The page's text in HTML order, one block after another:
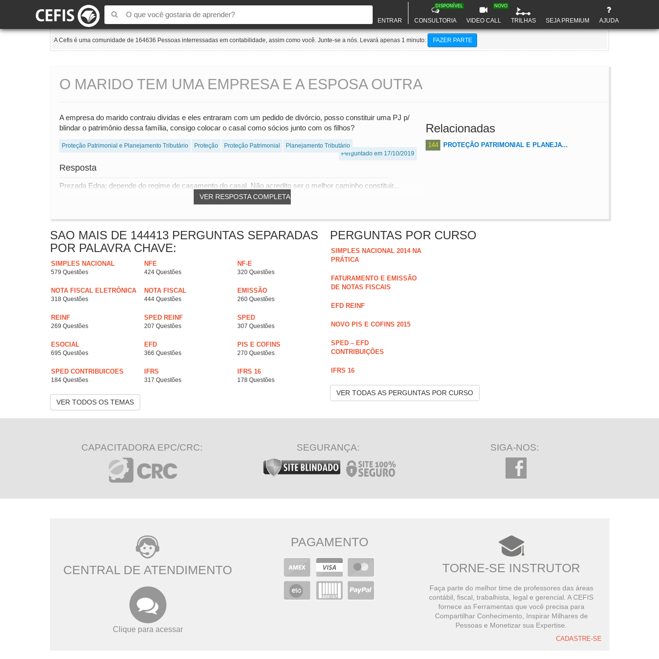
ENTRAR CONSULTORIA
DISPONÍVEL
VIDEO CALL
NOVO
TRILHAS SEJA PREMIUM AJUDA
A Cefis é uma comunidade de 164636 Pessoas interressadas em contabilidade, assim como você. Junte-se a nós. Levará apenas 1 minuto: FAZER PARTE
O MARIDO TEM UMA EMPRESA E A ESPOSA OUTRA
A empresa do marido contraiu dividas e eles entraram com um pedido de divórcio, posso constituir uma PJ p/
blindar o patrimônio dessa família, consigo colocar o casal como sócios junto com os filhos?
Proteção Patrimonial e Planejamento Tributário Proteção Proteção Patrimonial
Planejamento Tributário
Perguntado em 17/10/2019
Resposta
VER RESPOSTA COMPLETA
Prezada Edna; depende do regime de casamento do casal. Não acredito ser o melhor caminho constituir...
Relacionadas
144 PROTEÇÃO PATRIMONIAL E PLANEJA...
SAO MAIS DE 144413 PERGUNTAS SEPARADAS
POR PALAVRA CHAVE:
SIMPLES NACIONAL
579 Questões
NFE
424 Questões
NF-E
320 Questões
NOTA FISCAL ELETRÔNICA
318 Questões
NOTA FISCAL
444 Questões
EMISSÃO
260 Questões
REINF
269 Questões
SPED REINF
207 Questões
SPED
307 Questões
ESOCIAL
695 Questões
EFD
366 Questões
PIS E COFINS
270 Questões
SPED CONTRIBUICOES
184 Questões
IFRS
317 Questões
IFRS 16
178 Questões
VER TODOS OS TEMAS
PERGUNTAS POR CURSO
SIMPLES NACIONAL 2014 NA
PRÁTICA
FATURAMENTO E EMISSÃO
DE NOTAS FISCAIS
EFD REINF
NOVO PIS E COFINS 2015
SPED – EFD
CONTRIBUIÇÕES
IFRS 16
VER TODAS AS PERGUNTAS POR CURSO
CAPACITADORA EPC/CRC: SEGURANÇA: SIGA-NOS:
CENTRAL DE ATENDIMENTO
Clique para acessar
PAGAMENTO
TORNE-SE INSTRUTOR
Faça parte do melhor time de professores das áreas
contábil, fiscal, trabalhista, legal e gerencial. A CEFIS
fornece as Ferramentas que você precisa para
Compartilhar Conhecimento, Inspirar Milhares de
Pessoas e Monetizar sua Expertise.
CADASTRE-SE